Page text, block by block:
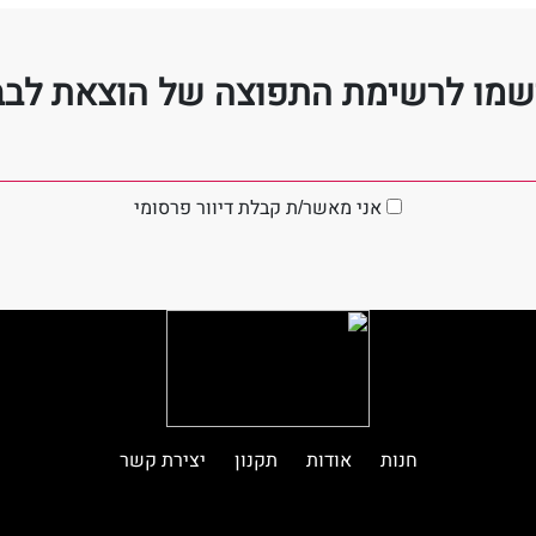
לרשימת התפוצה של הוצאת
אני מאשר/ת קבלת דיוור פרסומי
חנות אודות תקנון יצירת קשר